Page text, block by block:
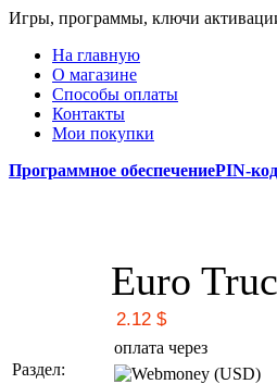
Игры, программы, ключи
На главную
О магазине
Способы оплаты
Контакты
Мои покупки
Программное обеспечениеPIN-
Раздел:
Euro
оплата через
Webmoney (USD)